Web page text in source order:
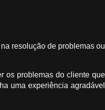
resolução de problemas ou
os problemas do cliente que
uma experiência agradável